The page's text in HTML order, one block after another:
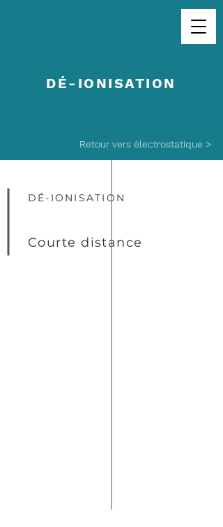
DÉ-IONISATION
Retour vers électrostatique >
DÉ-IONISATION
Courte distance